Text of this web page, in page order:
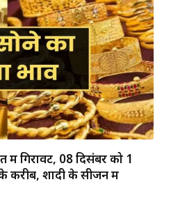
गिरावट, 08 दिसंबर को 1
करीब, शादी के सीजन में